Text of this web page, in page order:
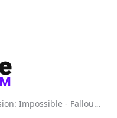
Mission: Impossible - Fallout, la recensione